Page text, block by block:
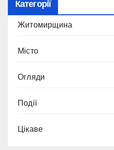
Категорії
Житомирщина
Місто
Огляди
Події
Цікаве